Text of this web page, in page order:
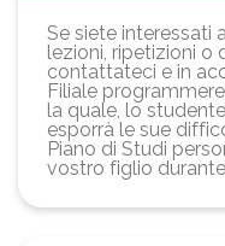
Se siete interessati
lezioni, ripetizioni o
contattateci e in
Filiale
la quale, lo
esporrà le sue
Piano di Studi
vostro figlio